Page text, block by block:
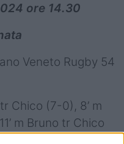
ore 14.30
Veneto Rugby 54
tr Chico (7-0), 8’ m
m Bruno tr Chico